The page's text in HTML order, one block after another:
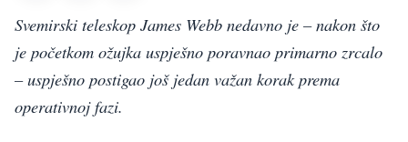
Svemirski teleskop James Webb nedavno je – nakon što
je početkom ožujka uspješno poravnao primarno zrcalo
– uspješno postigao još jedan važan korak prema
operativnoj fazi.